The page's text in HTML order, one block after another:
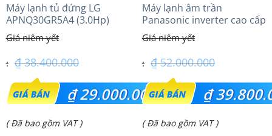
Máy lạnh tủ đứng LG
APNQ30GR5A4 (3.0Hp)
Inverter
₫38.400.000
Giá
gốc
là:
₫29.000.000
Giá
( Đã bao gồm VAT )
Máy lạnh âm trần
Panasonic inverter cao cấp
(5.0Hp) S-3448PU3HA/U-
43PRH1H8 – 3 Pha
₫52.000.000
Giá
gốc
là:
₫
Giá
( Đã bao gồm VAT )